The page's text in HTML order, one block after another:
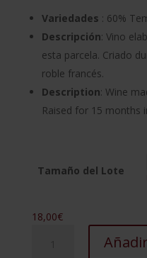
Variedades : 60%
Descripción: Vino
esta parcela. Criado
roble francés.
Description: Wine
Raised for 15 months
Tamaño del Lote
18,00€